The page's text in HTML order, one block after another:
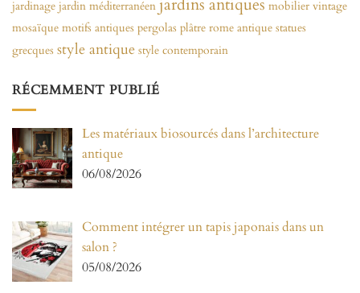
jardinage jardin méditerranéen jardins antiques mobilier vintage
mosaïque motifs antiques pergolas plâtre rome antique statues
grecques style antique style contemporain
RÉCEMMENT PUBLIÉ
Les matériaux biosourcés dans l’architecture
antique
06/08/2026
Comment intégrer un tapis japonais dans un
salon ?
05/08/2026